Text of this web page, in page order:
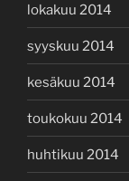
lokakuu 2014
syyskuu 2014
kesäkuu 2014
toukokuu 2014
huhtikuu 2014